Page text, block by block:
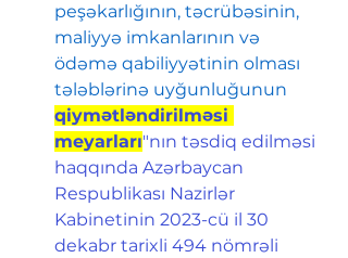
peşəkarlığının, təcrübəsinin,
maliyyə imkanlarının və
ödəmə qabiliyyətinin olması
tələblərinə uyğunluğunun
qiymətləndirilməsi
meyarları"nın təsdiq edilməsi
haqqında Azərbaycan
Respublikası Nazirlər
Kabinetinin 2023-cü il 30
dekabr tarixli 494 nömrəli